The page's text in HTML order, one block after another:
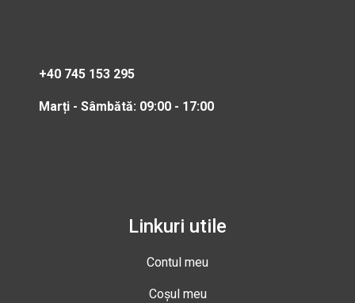
+40 745 153 295
Marți - Sâmbătă: 09:00 - 17:00
Linkuri utile
Contul meu
Coșul meu